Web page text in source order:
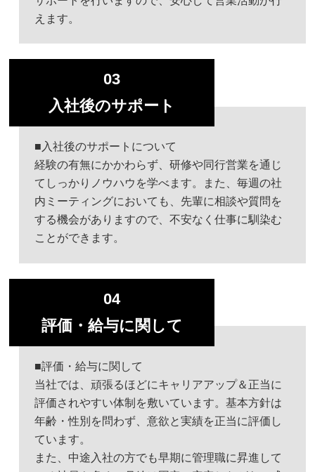
えます。
03
入社後のサポート
■入社後のサポートについて
経験の有無にかかわらず、研修や同行営業を通じ
てしっかりノウハウを学べます。また、毎週の社
内ミーティングにおいても、先輩に相談や質問を
する機会がありますので、不安なく仕事に馴染む
ことができます。
04
評価・給与に関して
■評価・給与に関して
当社では、頑張るほどにキャリアアップ＆正当に
評価されやすい体制を敷いています。基本方針は
年齢・性別を問わず、意欲と実績を正当に評価し
ています。
また、中途入社の方でも早期に管理職に昇進して